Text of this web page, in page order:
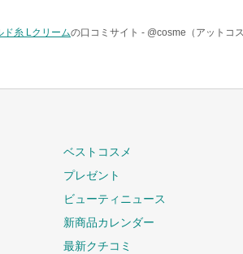
ド糸 Lクリームの口コミサイト - @cosme（アットコス
ベストコスメ
プレゼント
ビューティニュース
新商品カレンダー
最新クチコミ